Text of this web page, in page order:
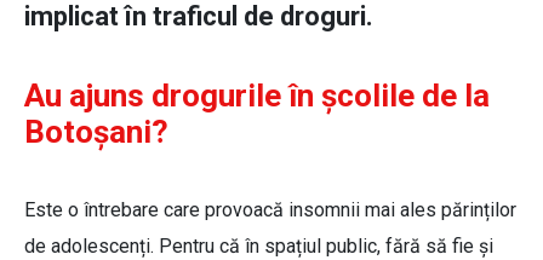
implicat în traficul de droguri.
Au ajuns drogurile în școlile de la
Botoșani?
Este o întrebare care provoacă insomnii mai ales părinților
de adolescenți. Pentru că în spațiul public, fără să fie și